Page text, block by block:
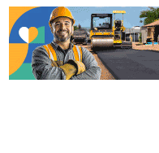
Pular para o conteúdo